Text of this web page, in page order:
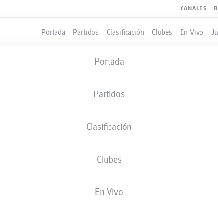
CANALES
Portada Partidos Clasificación Clubes En Vivo
Portada
Partidos
Clasificación
Clubes
En Vivo